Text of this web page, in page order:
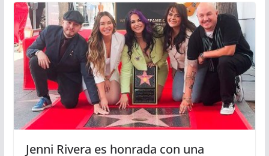
Jenni Rivera es honrada con una